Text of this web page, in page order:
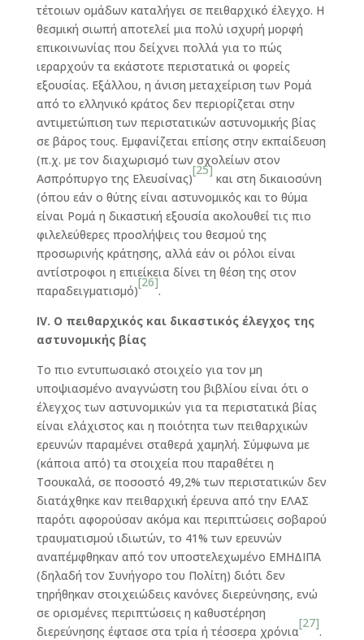
τέτοιων ομάδων καταλήγει σε πειθαρχικό έλεγχο. Η
θεσμική σιωπή αποτελεί μια πολύ ισχυρή μορφή
επικοινωνίας που δείχνει πολλά για το πώς
ιεραρχούν τα εκάστοτε περιστατικά οι φορείς
εξουσίας. Εξάλλου, η άνιση μεταχείριση των Ρομά
από το ελληνικό κράτος δεν περιορίζεται στην
αντιμετώπιση των περιστατικών αστυνομικής βίας
σε βάρος τους. Εμφανίζεται επίσης στην εκπαίδευση
(π.χ. με τον διαχωρισμό των σχολείων στον
Ασπρόπυργο της Ελευσίνας)
[25]
και στη δικαιοσύνη
(όπου εάν ο θύτης είναι αστυνομικός και το θύμα
είναι Ρομά η δικαστική εξουσία ακολουθεί τις πιο
φιλελεύθερες προσλήψεις του θεσμού της
προσωρινής κράτησης, αλλά εάν οι ρόλοι είναι
αντίστροφοι η επιείκεια δίνει τη θέση της στον
παραδειγματισμό)
[26]
.
ΙV. Ο πειθαρχικός και δικαστικός έλεγχος της
αστυνομικής βίας
Το πιο εντυπωσιακό στοιχείο για τον μη
υποψιασμένο αναγνώστη του βιβλίου είναι ότι ο
έλεγχος των αστυνομικών για τα περιστατικά βίας
είναι ελάχιστος και η ποιότητα των πειθαρχικών
ερευνών παραμένει σταθερά χαμηλή. Σύμφωνα με
(κάποια από) τα στοιχεία που παραθέτει η
Τσουκαλά, σε ποσοστό 49,2% των περιστατικών δεν
διατάχθηκε καν πειθαρχική έρευνα από την ΕΛΑΣ
παρότι αφορούσαν ακόμα και περιπτώσεις σοβαρού
τραυματισμού ιδιωτών, το 41% των ερευνών
αναπέμφθηκαν από τον υποστελεχωμένο ΕΜΗΔΙΠΑ
(δηλαδή τον Συνήγορο του Πολίτη) διότι δεν
τηρήθηκαν στοιχειώδεις κανόνες διερεύνησης, ενώ
σε ορισμένες περιπτώσεις η καθυστέρηση
διερεύνησης έφτασε στα τρία ή τέσσερα χρόνια
[27]
.